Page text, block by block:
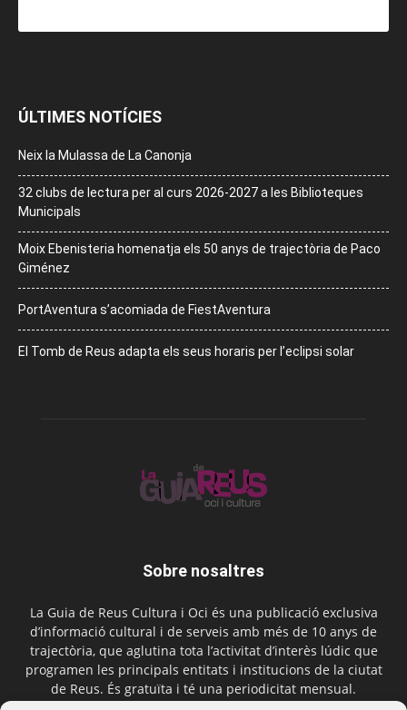
ÚLTIMES NOTÍCIES
Neix la Mulassa de La Canonja
32 clubs de lectura per al curs 2026-2027 a les Biblioteques
Municipals
Moix Ebenisteria homenatja els 50 anys de trajectòria de Paco
Giménez
PortAventura s’acomiada de FiestAventura
El Tomb de Reus adapta els seus horaris per l’eclipsi solar
Sobre nosaltres
La Guia de Reus Cultura i Oci és una publicació exclusiva
d’informació cultural i de serveis amb més de 10 anys de
trajectòria, que aglutina tota l’activitat d’interès lúdic que
programen les principals entitats i institucions de la ciutat
de Reus. És gratuïta i té una periodicitat mensual.